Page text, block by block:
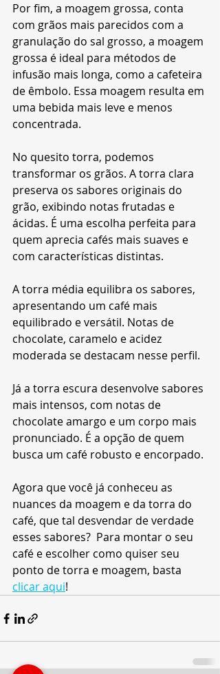
Por fim, a moagem grossa, conta
com grãos mais parecidos com a
granulação do sal grosso, a moagem
grossa é ideal para métodos de
infusão mais longa, como a cafeteira
de êmbolo. Essa moagem resulta em
uma bebida mais leve e menos
concentrada.
No quesito torra, podemos
transformar os grãos. A torra clara
preserva os sabores originais do
grão, exibindo notas frutadas e
ácidas. É uma escolha perfeita para
quem aprecia cafés mais suaves e
com características distintas.
A torra média equilibra os sabores,
apresentando um café mais
equilibrado e versátil. Notas de
chocolate, caramelo e acidez
moderada se destacam nesse perfil.
Já a torra escura desenvolve sabores
mais intensos, com notas de
chocolate amargo e um corpo mais
pronunciado. É a opção de quem
busca um café robusto e encorpado.
Agora que você já conheceu as
nuances da moagem e da torra do
café, que tal desvendar de verdade
esses sabores?  Para montar o seu
café e escolher como quiser seu
ponto de torra e moagem, basta
clicar aqui!